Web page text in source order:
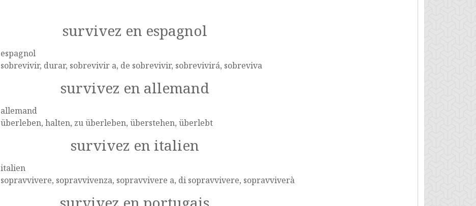
survivez en espagnol
espagnol
sobrevivir, durar, sobrevivir a, de sobrevivir, sobrevivirá, sobreviva
survivez en allemand
allemand
überleben, halten, zu überleben, überstehen, überlebt
survivez en italien
italien
sopravvivere, sopravvivenza, sopravvivere a, di sopravvivere, sopravviverà